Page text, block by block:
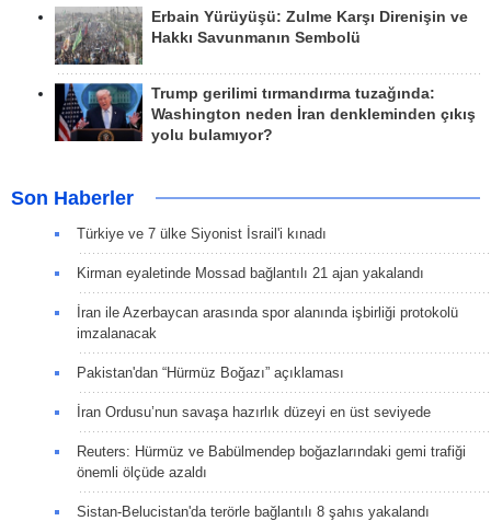
Erbain Yürüyüşü: Zulme Karşı Direnişin ve
Hakkı Savunmanın Sembolü
Trump gerilimi tırmandırma tuzağında:
Washington neden İran denkleminden çıkış
yolu bulamıyor?
Son Haberler
Türkiye ve 7 ülke Siyonist İsrail'i kınadı
Kirman eyaletinde Mossad bağlantılı 21 ajan yakalandı
İran ile Azerbaycan arasında spor alanında işbirliği protokolü
imzalanacak
Pakistan'dan “Hürmüz Boğazı” açıklaması
İran Ordusu’nun savaşa hazırlık düzeyi en üst seviyede
Reuters: Hürmüz ve Babülmendep boğazlarındaki gemi trafiği
önemli ölçüde azaldı
Sistan-Belucistan'da terörle bağlantılı 8 şahıs yakalandı